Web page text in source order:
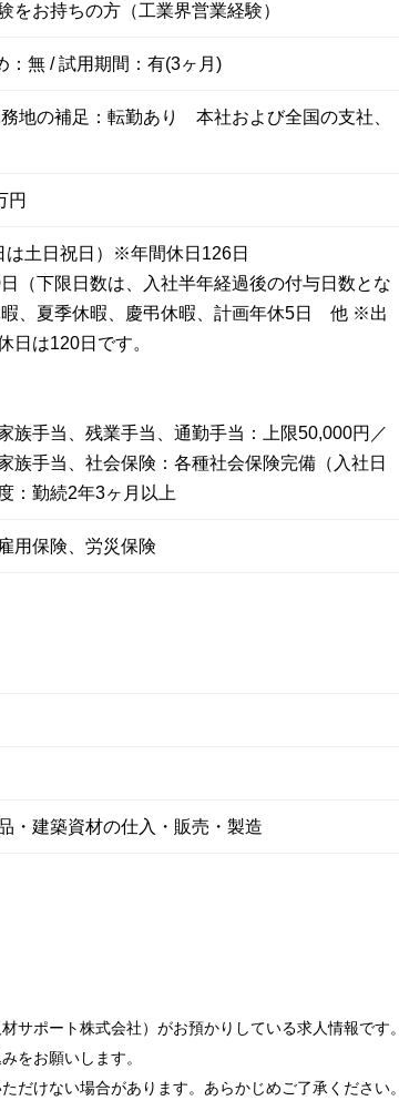
をお持ちの方（工業界営業経験）
：無 / 試用期間：有(3ヶ月)
地の補足：転勤あり 本社および全国の支社、
円
は土日祝日）※年間休日126日
（下限日数は、入社半年経過後の付与日数とな
暇、夏季休暇、慶弔休暇、計画年休5日 他 ※出
日は120日です。
族手当、残業手当、通勤手当：上限50,000円／
族手当、社会保険：各種社会保険完備（入社日
：勤続2年3ヶ月以上
用保険、労災保険
・建築資材の仕入・販売・製造
サポート株式会社）がお預かりしている求人情報です。
をお願いします。
けない場合があります。あらかじめご了承ください。